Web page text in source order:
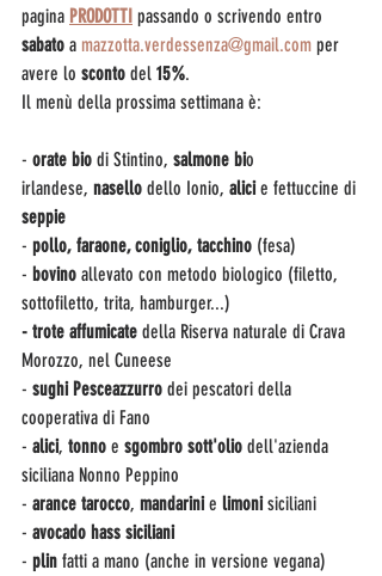
pagina PRODOTTI passando o scrivendo entro
sabato a mazzotta.verdessenza@gmail.com per
avere lo sconto del 15%.
Il menù della prossima settimana è:
- orate bio di Stintino, salmone bio
irlandese, nasello dello Ionio, alici e fettuccine di
seppie
- pollo, faraone, coniglio, tacchino (fesa)
- bovino allevato con metodo biologico (filetto,
sottofiletto, trita, hamburger...)
- trote affumicate della Riserva naturale di Crava
Morozzo, nel Cuneese
- sughi Pesceazzurro dei pescatori della
cooperativa di Fano
- alici, tonno e sgombro sott'olio dell'azienda
siciliana Nonno Peppino
- arance tarocco, mandarini e limoni siciliani
- avocado hass siciliani
- plin fatti a mano (anche in versione vegana)